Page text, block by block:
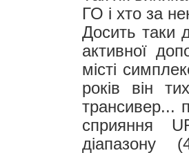
ГО і хто за
Досить таки
активної
місті
років він
трансивер...
сприяння
діапазону